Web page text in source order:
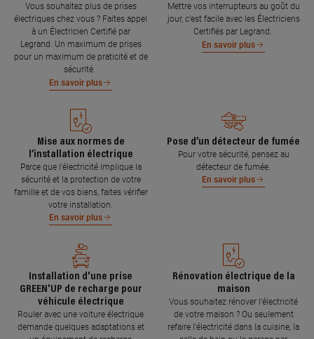
Vous souhaitez plus de prises
électriques chez vous ? Faites appel
à un Électricien Certifié par
Legrand. Un maximum de prises
pour un maximum de praticité et de
sécurité.
En savoir plus
Mettre vos interrupteurs au goût du
jour, c’est facile avec les Électriciens
Certifiés par Legrand.
En savoir plus
Mise aux normes de
l’installation électrique
Parce que l’électricité implique la
sécurité et la protection de votre
famille et de vos biens, faites vérifier
votre installation.
En savoir plus
Pose d’un détecteur de fumée
Pour votre sécurité, pensez au
détecteur de fumée.
En savoir plus
Installation d'une prise
GREEN'UP de recharge pour
véhicule électrique
Rouler avec une voiture électrique
demande quelques adaptations et
Rénovation électrique de la
maison
Vous souhaitez rénover l'électricité
de votre maison ? Ou seulement
refaire l'électricité dans la cuisine, la